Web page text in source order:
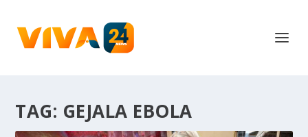
TAG: GEJALA EBOLA